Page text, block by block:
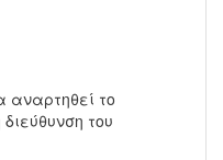
αναρτηθεί το
του